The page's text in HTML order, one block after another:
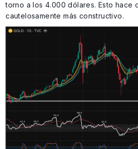
torno a los 4.000 dólares. Esto hace
cautelosamente más constructivo.